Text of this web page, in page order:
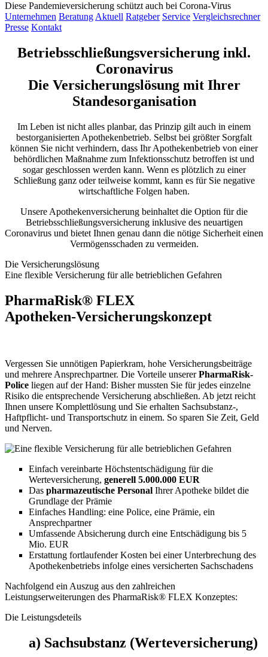
Diese Pandemieversicherung schützt auch bei Corona-Virus
Unternehmen BeratungAktuell Ratgeber Service Vergleichsrechner
Presse Kontakt
Betriebsschließungsversicherung inkl.
Coronavirus
Die Versicherungslösung mit Ihrer
Standesorganisation
Im Leben ist nicht alles planbar, das Prinzip gilt auch in einem
bestorganisierten Apothekenbetrieb. Selbst bei größter Sorgfalt
können Sie nicht verhindern, dass Ihr Apothekenbetrieb von einer
behördlichen Maßnahme zum Infektionsschutz betroffen ist und
sogar geschlossen werden kann. Wenn es plötzlich zu einer
Schließung ganz oder teilweise kommt, kann es für Sie negative
wirtschaftliche Folgen haben.
Unsere Apothekenversicherung beinhaltet die Option für die
Betriebsschließungsversicherung inklusive des neuartigen
Coronavirus und bietet Ihnen genau dann die nötige Sicherheit einen
Vermögensschaden zu vermeiden.
Die Versicherungslösung
Eine flexible Versicherung für alle betrieblichen Gefahren
PharmaRisk® FLEX
Apotheken-Versicherungskonzept
Vergessen Sie unnötigen Papierkram, hohe Versicherungsbeiträge
und mehrere Ansprechpartner. Die Vorteile unsererPharmaRisk-
Police liegen auf der Hand: Bisher mussten Sie für jedes einzelne
Risiko die entsprechende Versicherung abschließen. Ab jetzt reicht
Ihnen unsere Komplettlösung und Sie erhalten Sachsubstanz-,
Haftpflicht- und Transportschutz in einem. So sparen Sie Zeit, Geld
und Nerven.
Einfach vereinbarte Höchstentschädigung für die
Werteversicherung, generell 5.000.000 EUR
Das pharmazeutische Personal Ihrer Apotheke bildet die
Grundlage der Prämie
Einfaches Handling: eine Police, eine Prämie, ein
Ansprechpartner
Umfassende Absicherung durch eine Entschädigung bis 5
Mio. EUR
Erstattung fortlaufender Kosten bei einer Unterbrechung des
Apothekenbetriebs infolge eines versicherten Sachschadens
Nachfolgend ein Auszug aus den zahlreichen
Leistungserweiterungen des PharmaRisk® FLEX Konzeptes:
Die Leistungsdeteils
a) Sachsubstanz (Werteversicherung)